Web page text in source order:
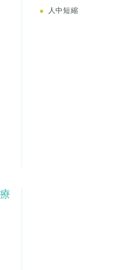
人中短縮